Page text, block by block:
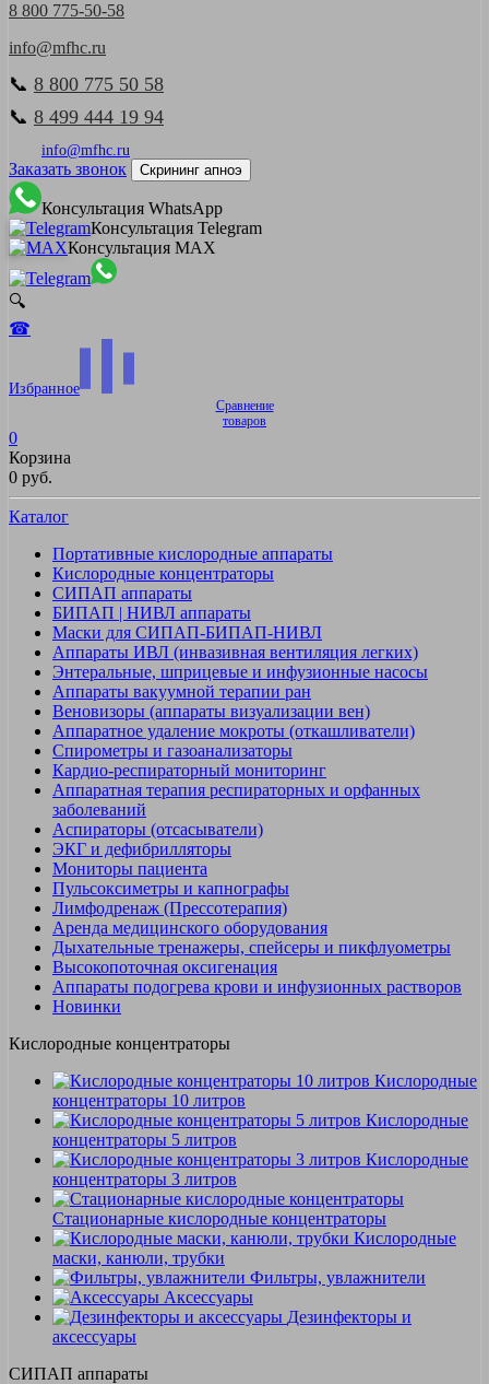
8 800 775-50-58
info@mfhc.ru
📞 8 800 775 50 58
📞 8 499 444 19 94
info@mfhc.ru
Заказать звонок Скрининг апноэ
Консультация WhatsApp
Консультация Telegram
Консультация MAX
🔍
☎
Избранное
Сравнение
товаров
0
Корзина
0 руб.
Каталог
Портативные кислородные аппараты
Кислородные концентраторы
СИПАП аппараты
БИПАП | НИВЛ аппараты
Маски для СИПАП-БИПАП-НИВЛ
Аппараты ИВЛ (инвазивная вентиляция легких)
Энтеральные, шприцевые и инфузионные насосы
Аппараты вакуумной терапии ран
Веновизоры (аппараты визуализации вен)
Аппаратное удаление мокроты (откашливатели)
Спирометры и газоанализаторы
Кардио-респираторный мониторинг
Аппаратная терапия респираторных и орфанных
заболеваний
Аспираторы (отсасыватели)
ЭКГ и дефибрилляторы
Мониторы пациента
Пульсоксиметры и капнографы
Лимфодренаж (Прессотерапия)
Аренда медицинского оборудования
Дыхательные тренажеры, спейсеры и пикфлуометры
Высокопоточная оксигенация
Аппараты подогрева крови и инфузионных растворов
Новинки
Кислородные концентраторы
Кислородные
концентраторы 10 литров
Кислородные
концентраторы 5 литров
Кислородные
концентраторы 3 литров
Стационарные кислородные концентраторы
Кислородные
маски, канюли, трубки
Фильтры, увлажнители
Аксессуары
Дезинфекторы и
аксессуары
СИПАП аппараты